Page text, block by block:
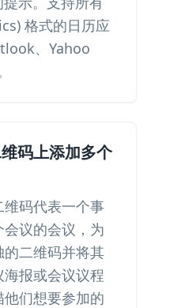
格式的日历应
、Yahoo
码上添加多个
码代表一个事
议的会议，为
二维码并将其
报或会议议程
们想要参加的